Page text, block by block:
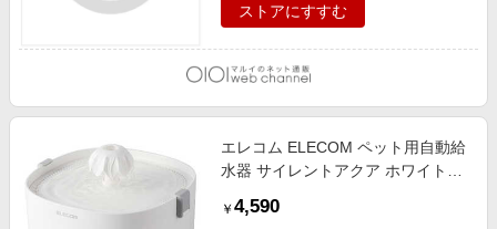
ストアにすすむ
エレコム ELECOM ペット用自動給
水器 サイレントアクア ホワイト
￥ 4,590